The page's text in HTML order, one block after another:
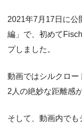
2021年7月17日に公
編」で、初めて
プしました。
動画ではシルクロー
2人の絶妙な距離感
そして、動画内でも